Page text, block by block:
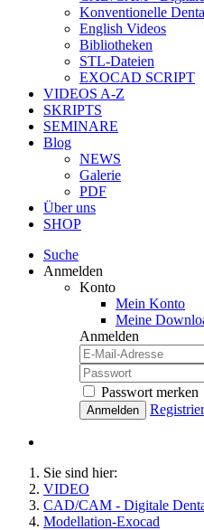
Konventionelle
English Videos
Bibliotheken
STL-Dateien
EXOCAD SCRIPT
VIDEOS A-Z
SKRIPTS
SEMINARE
Blog
NEWS
Galerie
PDF
Über uns
SHOP
Suche
Anmelden
Konto
Mein Konto
Meine
Anmelden
Passwort merken
Anmelden
Sie sind hier:
VIDEO
CAD/CAM - Digitale
Modellation-Exocad